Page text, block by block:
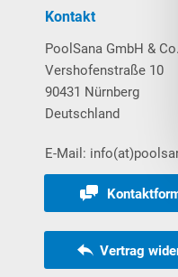
Kontakt
PoolSana GmbH &
Vershofenstraße 10
90431 Nürnberg
Deutschland
E-Mail:
Vertrag